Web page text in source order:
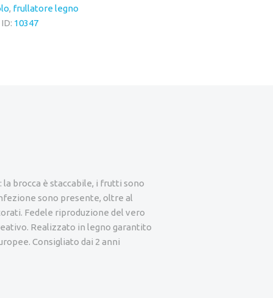
, frullatore legno
10347
brocca è staccabile, i frutti sono
sono presente, oltre al
Fedele riproduzione del vero
Realizzato in legno garantito
Consigliato dai 2 anni